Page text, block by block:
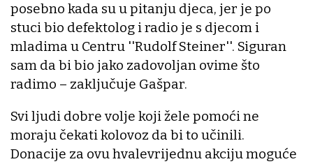
posebno kada su u pitanju djeca, jer je po
stuci bio defektolog i radio je s djecom i
mladima u Centru ''Rudolf Steiner''. Siguran
sam da bi bio jako zadovoljan ovime što
radimo – zaključuje Gašpar.
Svi ljudi dobre volje koji žele pomoći ne
moraju čekati kolovoz da bi to učinili.
Donacije za ovu hvalevrijednu akciju moguće